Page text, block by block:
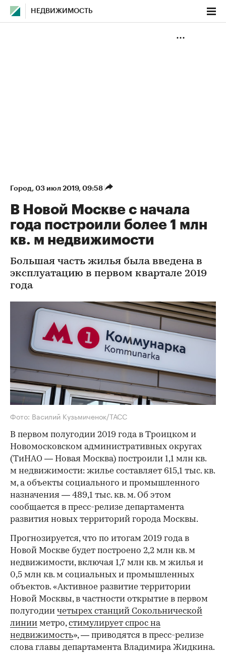
НЕДВИЖИМОСТЬ
Город⁠, 03 июл 2019, 09:58
В Новой Москве с начала
года построили более 1 млн
кв. м недвижимости
Большая часть жилья была введена в
эксплуатацию в первом квартале 2019
года
Фото: Василий Кузьмиченок/ТАСС
В первом полугодии 2019 года в Троицком и
Новомосковском административных округах
(ТиНАО — Новая Москва) построили 1,1 млн кв.
м недвижимости: жилье составляет 615,1 тыс. кв.
м, а объекты социального и промышленного
назначения — 489,1 тыс. кв. м. Об этом
сообщается в пресс-релизе департамента
развития новых территорий города Москвы.
Прогнозируется, что по итогам 2019 года в
Новой Москве будет построено 2,2 млн кв. м
недвижимости, включая 1,7 млн кв. м жилья и
0,5 млн кв. м социальных и промышленных
объектов. «Активное развитие территории
Новой Москвы, в частности открытие в первом
полугодии четырех станций Сокольнической
линии метро,стимулирует спрос на
недвижимость», — приводятся в пресс-релизе
слова главы департамента Владимира Жидкина.